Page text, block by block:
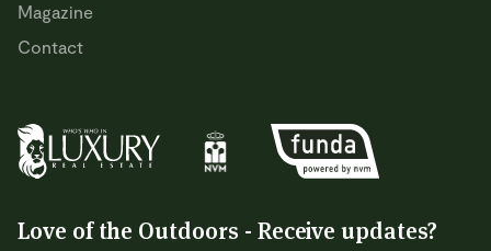
Magazine
Contact
Love of the Outdoors - Receive updates?